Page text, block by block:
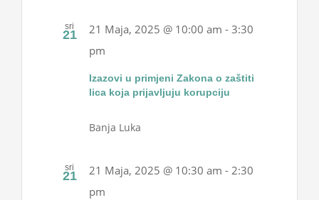
sri
21
Izazovi u primjeni Zakona o zaštiti
lica koja prijavljuju korupciju
21 Maja, 2025 @ 10:00 am -3:30
pm
Banja Luka
sri
21 21 Maja, 2025 @ 10:30 am -2:30
pm